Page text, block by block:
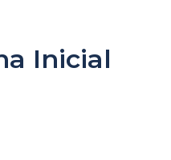
Inicial